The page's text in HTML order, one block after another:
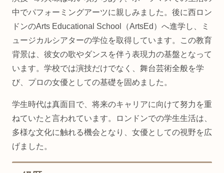
中でパフォーミングアーツに親しみました。後に西ロン
ドンのArts Educational School（ArtsEd）へ進学し、ミ
ュージカルシアターの学位を取得しています。この教育
背景は、彼女の歌やダンスを伴う表現力の基盤となって
います。学校では演技だけでなく、舞台芸術全般を学
び、プロの女優としての基礎を固めました。
学生時代は真面目で、将来のキャリアに向けて努力を重
ねていたと言われています。ロンドンでの学生生活は、
多様な文化に触れる機会となり、女優としての視野を広
げました。